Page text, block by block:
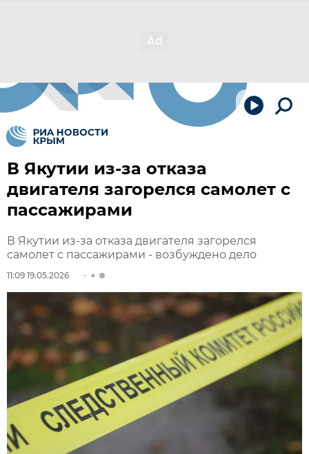
В Якутии из-за отказа
двигателя загорелся самолет с
пассажирами
В Якутии из-за отказа двигателя загорелся
самолет с пассажирами - возбуждено дело
11:09 19.05.2026